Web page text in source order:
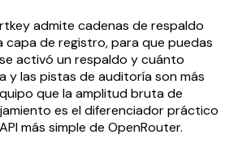
admite cadenas de respaldo
capa de registro, para que puedas
activó un respaldo y cuánto
y las pistas de auditoría son más
que la amplitud bruta de
es el diferenciador práctico
más simple de OpenRouter.